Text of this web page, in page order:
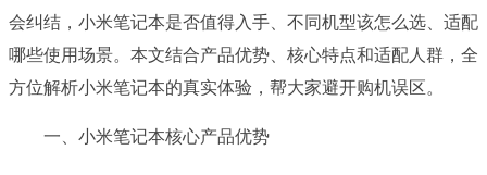
会纠结，小米笔记本是否值得入手、不同机型该怎么选、适配
哪些使用场景。本文结合产品优势、核心特点和适配人群，全
方位解析小米笔记本的真实体验，帮大家避开购机误区。
一、小米笔记本核心产品优势